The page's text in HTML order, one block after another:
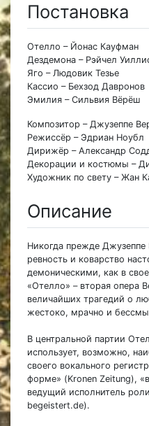
Постановка
Отелло – Йонас Кауфман
Дездемона – Рэйчел
Яго – Людовик Тезье
Кассио – Бехзод Давронов
Эмилия – Сильвия Вёрёш
Композитор – Джузеппе
Режиссёр – Эдриан Ноубл
Дирижёр – Александр
Декорации и костюмы –
Художник по свету – Жан
Описание
Никогда прежде
ревность и коварство
демоническими, как в
«Отелло» – вторая опера
величайших трагедий о
жестоко, мрачно и
В центральной партии
использует, возможно,
своего вокального
форме» (Kronen Zeitung),
ведущий исполнитель
begeistert.de).